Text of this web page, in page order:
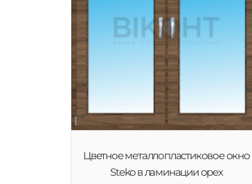
Цветное металлопластиковое окно
Steko в ламинации орех